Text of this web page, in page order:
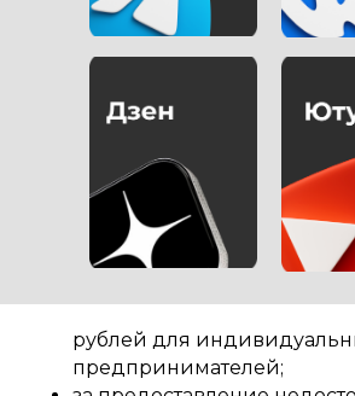
субъекта правонарушения. Вот
примеры штрафов:
неправильное ее
и от 10 тыс. до 50 тыс.
индивидуальных
за непредоставление или
предоставление данных о
юридических лиц и от 20
рублей для
предпринимателей;